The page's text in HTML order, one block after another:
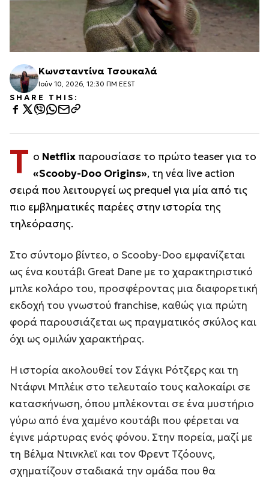
Κωνσταντίνα Τσουκαλά
Ιούν 10, 2026, 12:30 ΠΜ EEST
SHARE THIS:
Τ ο Netflix παρουσίασε το πρώτο teaser για το
«Scooby-Doo Origins», τη νέα live action
σειρά που λειτουργεί ως prequel για μία από τις
πιο εμβληματικές παρέες στην ιστορία της
τηλεόρασης.
Στο σύντομο βίντεο, ο Scooby-Doo εμφανίζεται
ως ένα κουτάβι Great Dane με το χαρακτηριστικό
μπλε κολάρο του, προσφέροντας μια διαφορετική
εκδοχή του γνωστού franchise, καθώς για πρώτη
φορά παρουσιάζεται ως πραγματικός σκύλος και
όχι ως ομιλών χαρακτήρας.
Η ιστορία ακολουθεί τον Σάγκι Ρότζερς και τη
Ντάφνι Μπλέικ στο τελευταίο τους καλοκαίρι σε
κατασκήνωση, όπου μπλέκονται σε ένα μυστήριο
γύρω από ένα χαμένο κουτάβι που φέρεται να
έγινε μάρτυρας ενός φόνου. Στην πορεία, μαζί με
τη Βέλμα Ντινκλεϊ και τον Φρεντ Τζόουνς,
σχηματίζουν σταδιακά την ομάδα που θα